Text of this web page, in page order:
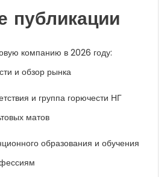
публикации
компанию в 2026 году:
и обзор рынка
и группа горючести НГ
матов
образования и обучения